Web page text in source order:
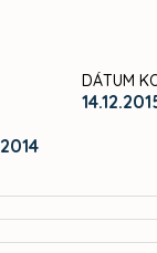
2014
DÁTUM